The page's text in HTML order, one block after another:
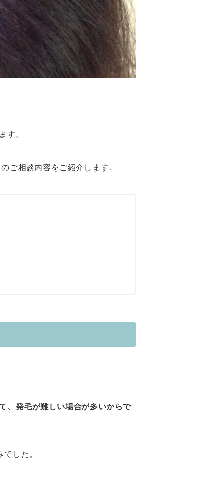
す。
ご相談内容をご紹介します。
、発毛が難しい場合が多いからで
した。